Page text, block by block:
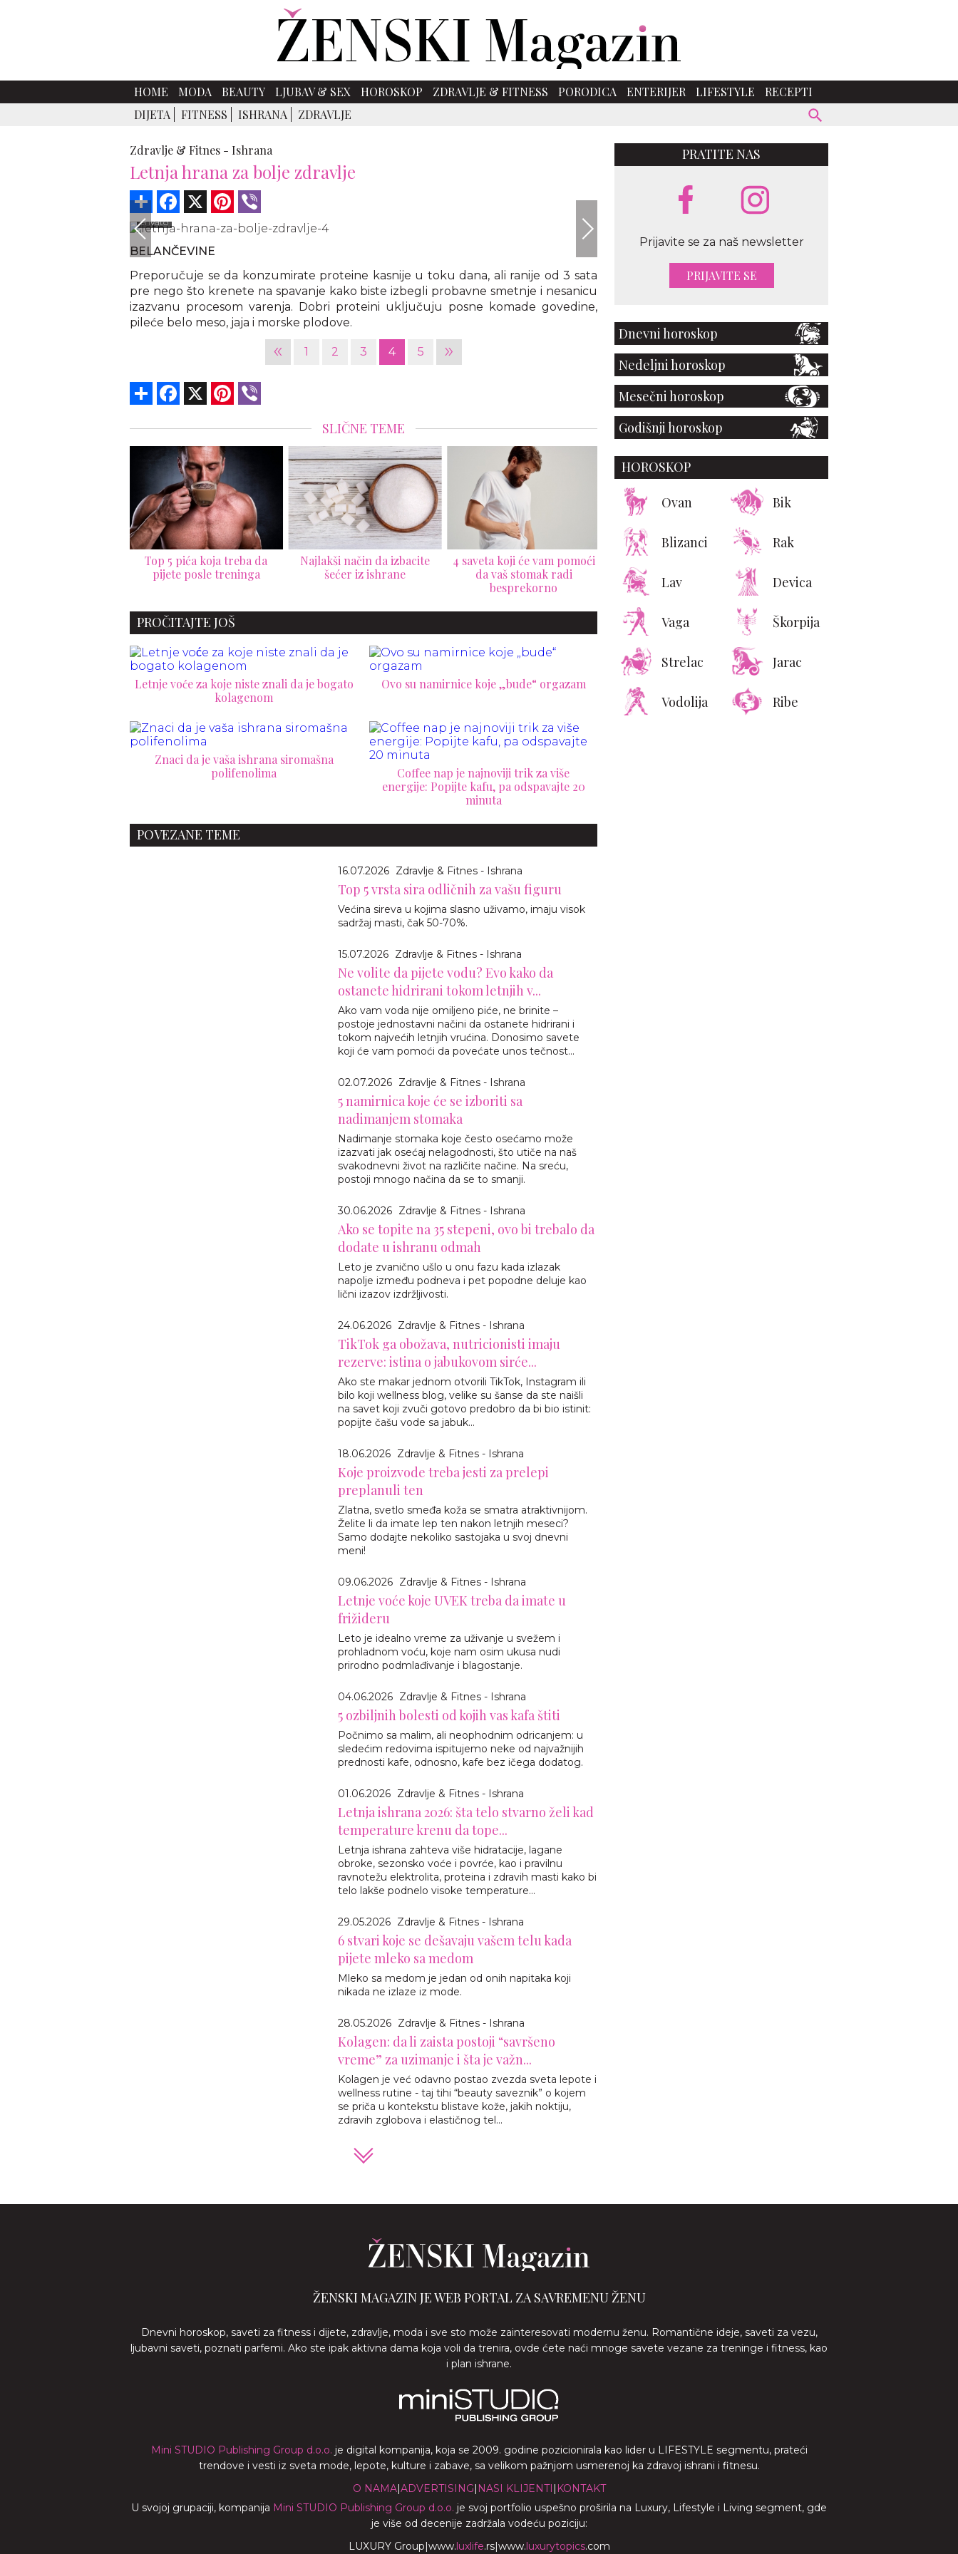
HOME MODA BEAUTY LJUBAV & SEX HOROSKOP ZDRAVLJE & FITNESS PORODICA ENTERIJER LIFESTYLE
RECEPTI
DIJETA
FITNESS ISHRANA ZDRAVLJE
Zdravlje & Fitnes - Ishrana
Letnja hrana za bolje zdravlje
Share Facebook Pinterest
envato
BELANČEVINE
Preporučuje se da konzumirate proteine kasnije u toku dana, ali ranije od 3 sata
pre nego što krenete na spavanje kako biste izbegli probavne smetnje i nesanicu
izazvanu procesom varenja. Dobri proteini uključuju posne komade govedine,
pileće belo meso, jaja i morske plodove.
« 1 2 3 4 5 »
Share Facebook Pinterest
SLIČNE TEME
Najlakši način da izbacite
šećer iz ishrane
4 saveta koji će vam pomoći
da vaš stomak radi
Šta se sve dešava u našem
telu kada izbacimo kofein
Hrana koja vam ubija želju
PROČITAJTE JOŠ
Letnje voće za koje niste znali da je bogato
kolagenom
Ovo su namirnice koje „bude“ orgazam
Znaci da je vaša ishrana siromašna
polifenolima
Coffee nap je najnoviji trik za više
energije: Popijte kafu, pa odspavajte 20
minuta
POVEZANE TEME
16.07.2026 Zdravlje & Fitnes - Ishrana
Top 5 vrsta sira odličnih za vašu figuru
Većina sireva u kojima slasno uživamo, imaju visok
sadržaj masti, čak 50-70%.
15.07.2026 Zdravlje & Fitnes - Ishrana
Ne volite da pijete vodu? Evo kako da
ostanete hidrirani tokom letnjih v...
Ako vam voda nije omiljeno piće, ne brinite –
postoje jednostavni načini da ostanete hidrirani i
tokom najvećih letnjih vrućina. Donosimo savete
koji će vam pomoći da povećate unos tečnost...
02.07.2026 Zdravlje & Fitnes - Ishrana
5 namirnica koje će se izboriti sa
nadimanjem stomaka
Nadimanje stomaka koje često osećamo može
izazvati jak osećaj nelagodnosti, što utiče na naš
svakodnevni život na različite načine. Na sreću,
postoji mnogo načina da se to smanji.
30.06.2026 Zdravlje & Fitnes - Ishrana
Ako se topite na 35 stepeni, ovo bi trebalo da
dodate u ishranu odmah
Leto je zvanično ušlo u onu fazu kada izlazak
napolje između podneva i pet popodne deluje kao
lični izazov izdržljivosti.
24.06.2026 Zdravlje & Fitnes - Ishrana
TikTok ga obožava, nutricionisti imaju
rezerve: istina o jabukovom sirće...
Ako ste makar jednom otvorili TikTok, Instagram ili
bilo koji wellness blog, velike su šanse da ste naišli
na savet koji zvuči gotovo predobro da bi bio istinit:
popijte čašu vode sa jabuk...
18.06.2026 Zdravlje & Fitnes - Ishrana
Koje proizvode treba jesti za prelepi
preplanuli ten
Zlatna, svetlo smeđa koža se smatra atraktivnijom.
Želite li da imate lep ten nakon letnjih meseci?
Samo dodajte nekoliko sastojaka u svoj dnevni
meni!
09.06.2026 Zdravlje & Fitnes - Ishrana
Letnje voće koje UVEK treba da imate u
frižideru
Leto je idealno vreme za uživanje u svežem i
prohladnom voću, koje nam osim ukusa nudi
prirodno podmlađivanje i blagostanje.
04.06.2026 Zdravlje & Fitnes - Ishrana
5 ozbiljnih bolesti od kojih vas kafa štiti
Počnimo sa malim, ali neophodnim odricanjem: u
sledećim redovima ispitujemo neke od najvažnijih
prednosti kafe, odnosno, kafe bez ičega dodatog.
01.06.2026 Zdravlje & Fitnes - Ishrana
Letnja ishrana 2026: šta telo stvarno želi kad
temperature krenu da tope...
Letnja ishrana zahteva više hidratacije, lagane
obroke, sezonsko voće i povrće, kao i pravilnu
ravnotežu elektrolita, proteina i zdravih masti kako bi
telo lakše podnelo visoke temperature...
29.05.2026 Zdravlje & Fitnes - Ishrana
6 stvari koje se dešavaju vašem telu kada
pijete mleko sa medom
Mleko sa medom je jedan od onih napitaka koji
nikada ne izlaze iz mode.
28.05.2026 Zdravlje & Fitnes - Ishrana
Kolagen: da li zaista postoji “savršeno
vreme” za uzimanje i šta je važn...
Kolagen je već odavno postao zvezda sveta lepote i
wellness rutine - taj tihi “beauty saveznik” o kojem
se priča u kontekstu blistave kože, jakih noktiju,
zdravih zglobova i elastičnog tel...
PRATITE NAS
Prijavite se za naš newsletter
PRIJAVITE SE
Dnevni horoskop
Nedeljni horoskop
Mesečni horoskop
Godišnji horoskop
HOROSKOP
Ovan Bik
Blizanci Rak
Lav Devica
Vaga Škorpija
Strelac Jarac
Vodolija Ribe
ŽENSKI MAGAZIN JE WEB PORTAL ZA SAVREMENU ŽENU
Dnevni horoskop, saveti za fitness i dijete, zdravlje, moda i sve sto može zainteresovati modernu ženu. Romantične ideje, saveti za vezu,
ljubavni saveti, poznati parfemi. Ako ste ipak aktivna dama koja voli da trenira, ovde ćete naći mnoge savete vezane za treninge i fitness, kao
i plan ishrane.
Mini STUDIO Publishing Group d.o.o. je digital kompanija, koja se 2009. godine pozicionirala kao lider u LIFESTYLE segmentu, prateći
trendove i vesti iz sveta mode, lepote, kulture i zabave, sa velikom pažnjom usmerenoj ka zdravoj ishrani i fitnesu.
O NAMA|ADVERTISING| NASI KLIJENTI | KONTAKT
U svojoj grupaciji, kompanija Mini STUDIO Publishing Group d.o.o. je svoj portfolio uspešno proširila na Luxury, Lifestyle i Living segment, gde
je više od decenije zadržala vodeću poziciju:
LUXURY Group|www.luxlife.rs|www.luxurytopics.com